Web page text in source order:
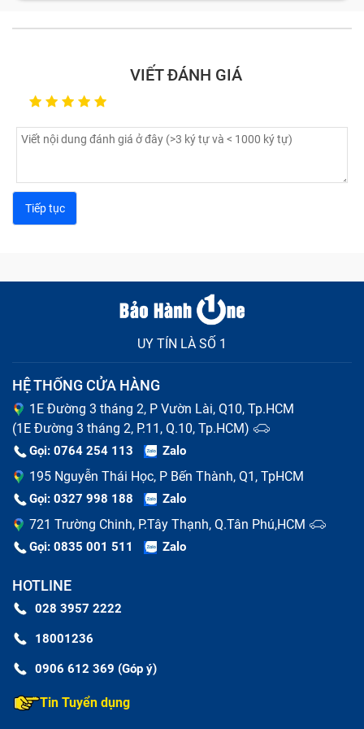
tiến hành vệ sinh và sửa chữa phần cứng. Trong
trường hợp bẹ cáp bị gãy, chúng tôi sẽ thay thế cáp
Một trường hợp nữa là màn hình xuất hiện các
thể thực hiện bất kỳ chức năng nào trên giao diện,
bạn cần phải thay màn hình máy tính bảng.
Nếu màn hình bị tê liệt do bị nhúng nước hoặc hoặc
ảnh hưởng các linh kiện khác.
Với những lỗi thường gặp này, hãy mang tới cơ sở
sửa chữa kỹ thuật viên sẽ giúp bạn khắc phục một
cách nhanh chóng nhất với quy trình thực hiện tiêu
chuẩn và những cam kết rõ ràng.
Nguyên nhân thay màn hình tablet bị
VIẾT ĐÁNH GIÁ
UY TÍN LÀ SỐ 1
HỆ THỐNG CỬA HÀNG
1E Đường 3 tháng 2, P Vườn Lài, Q10, Tp.HCM
(1E Đường 3 tháng 2, P.11, Q.10, Tp.HCM)
Gọi: 0764 254 113 Zalo
195 Nguyễn Thái Học, P Bến Thành, Q1, TpHCM
Gọi: 0327 998 188 Zalo
721 Trường Chinh, P.Tây Thạnh, Q.Tân Phú,HCM
Gọi: 0835 001 511 Zalo
HOTLINE
028 3957 2222
18001236
0906 612 369 (Góp ý)
Tin Tuyển dụng